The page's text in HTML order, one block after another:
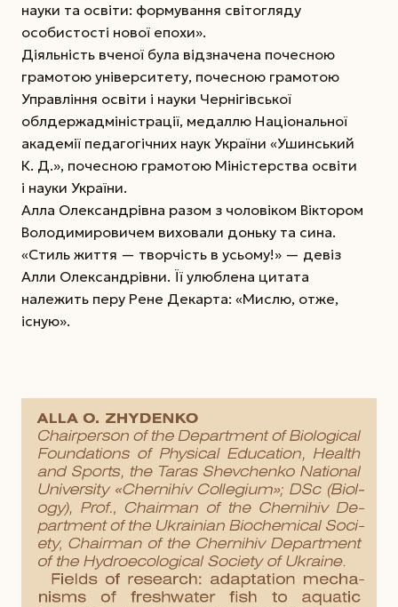
науки та освіти: формування світогляду
особистості нової епохи».
Діяльність вченої була відзначена почесною
грамотою університету, почесною грамотою
Управління освіти і науки Чернігівської
облдержадміністрації, медаллю Національної
академії педагогічних наук України «Ушинський
К. Д.», почесною грамотою Міністерства освіти
і науки України.
Алла Олександрівна разом з чоловіком Віктором
Володимировичем виховали доньку та сина.
«Стиль життя — творчість в усьому!» — девіз
Алли Олександрівни. Її улюблена цитата
належить перу Рене Декарта: «Мислю, отже,
існую».